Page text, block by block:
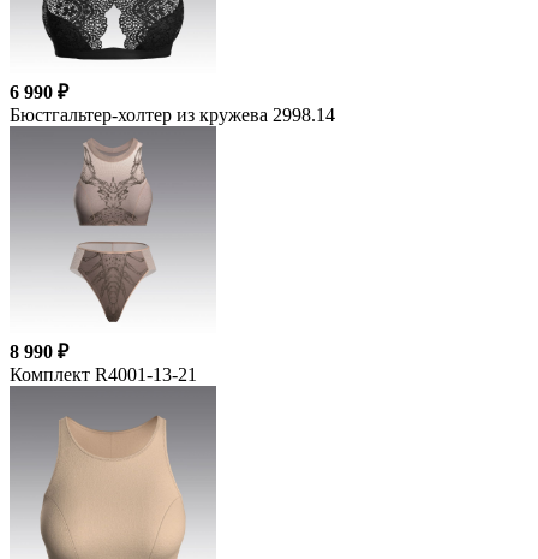
6 990 ₽
Бюстгальтер-холтер из кружева 2998.14
8 990 ₽
Комплект R4001-13-21